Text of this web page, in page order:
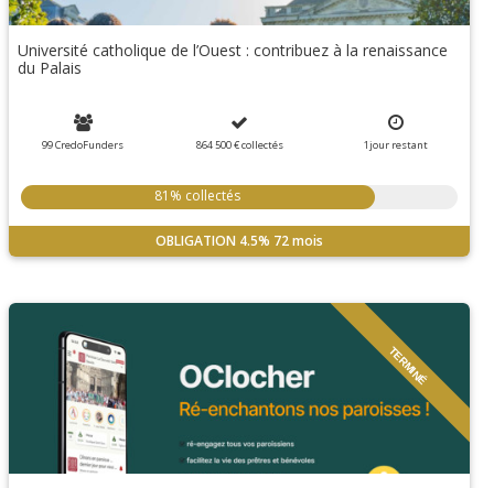
Université catholique de l’Ouest : contribuez à la renaissance
du Palais
99 CredoFunders 864 500 €collectés 1jourrestant
81% collectés
OBLIGATION 4.5% 72 mois
TERMINÉ